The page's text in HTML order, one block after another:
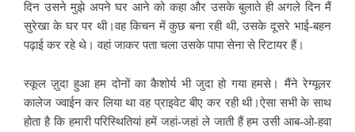
दिन उसने मुझे अपने घर आने को कहा और उसके बुलाते ही अगले दिन मैं
सुरेखा के घर पर थी।वह किचन में कुछ बना रही थी, उसके दूसरे भाई-बहन
पढ़ाई कर रहे थे। वहां जाकर पता चला उसके पापा सेना से रिटायर हैं।
स्कूल ज़ुदा हुआ हम दोनों का कैशोर्य भी जुदा हो गया हमसे। मैंने रेग्यूलर
कालेज ज्वाईन कर लिया था वह प्राइवेट बीए कर रही थी।ऐसा सभी के साथ
होता है कि हमारी परिस्थितियां हमें जहां-जहां ले जाती हैं हम उसी आब-ओ-हवा